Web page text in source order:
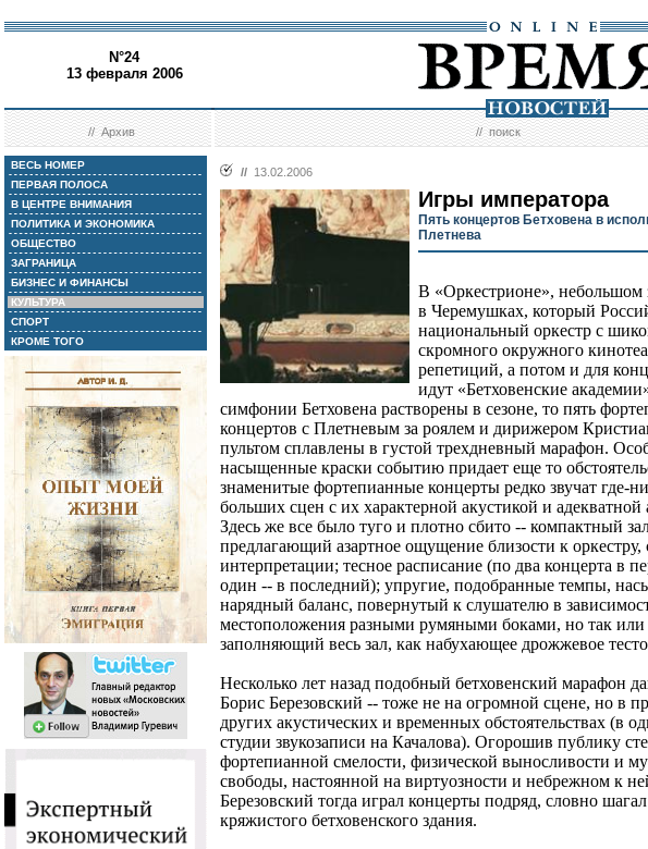
N°24
13 февраля 2006
//Архив //поиск
ВЕСЬ НОМЕР
ПЕРВАЯ ПОЛОСА
В ЦЕНТРЕ ВНИМАНИЯ
ПОЛИТИКА И ЭКОНОМИКА
ОБЩЕСТВО
ЗАГРАНИЦА
БИЗНЕС И ФИНАНСЫ
КУЛЬТУРА
СПОРТ
КРОМЕ ТОГО
// 13.02.2006
Игры императора
Пять концертов Бетховена в
Плетнева
В «Оркестрионе», небольшом
в Черемушках, который
национальный оркестр с
скромного окружного
репетиций, а потом и для
идут «Бетховенские
симфонии Бетховена растворены в сезоне, то пять
концертов с Плетневым за роялем и дирижером
пультом сплавлены в густой трехдневный марафон.
насыщенные краски событию придает еще то
знаменитые фортепианные концерты редко звучат где-
больших сцен с их характерной акустикой и адекватной
Здесь же все было туго и плотно сбито -- компактный
предлагающий азартное ощущение близости к оркестру,
интерпретации; тесное расписание (по два концерта в
один -- в последний); упругие, подобранные темпы,
нарядный баланс, повернутый к слушателю в
местоположения разными румяными боками, но так или
заполняющий весь зал, как набухающее дрожжевое
Несколько лет назад подобный бетховенский марафон
Борис Березовский -- тоже не на огромной сцене, но в
других акустических и временных обстоятельствах (в
студии звукозаписи на Качалова). Огорошив публику
фортепианной смелости, физической выносливости и
свободы, настоянной на виртуозности и небрежном к
Березовский тогда играл концерты подряд, словно
кряжистого бетховенского здания.